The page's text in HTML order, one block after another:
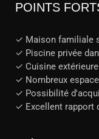
POINTS
✓ Maison familiale
✓ Piscine privée
✓ Cuisine
✓ Nombreux
✓ Possibilité
✓ Excellent rapport